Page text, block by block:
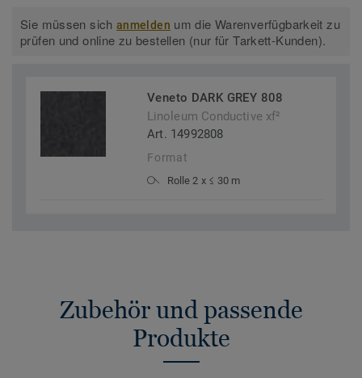
Sie müssen sichanmelden um die Warenverfügbarkeit zu
prüfen und online zu bestellen (nur für Tarkett-Kunden).
Veneto DARK GREY 808
Linoleum Conductive xf²
Art. 14992808
Format
Rolle 2 x ≤ 30 m
Zubehör und passende
Produkte